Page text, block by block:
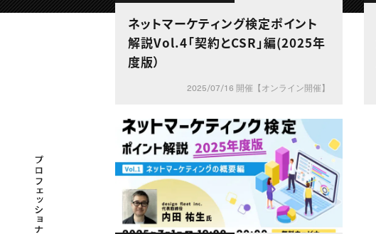
プロフェッショナル×つながる×メディア
ネットマーケティング検定ポイント
解説Vol.4「契約とCSR」編(2025年
度版）
2025/07/16 開催【オンライン開催】